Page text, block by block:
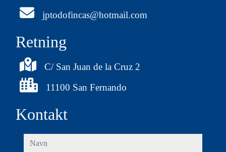
jptodofincas@hotmail.com
Retning
C/ San Juan de la Cruz 2
11100 San Fernando
Kontakt
navn